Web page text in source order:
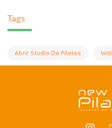
Tags
Abrir Studio De Pilates